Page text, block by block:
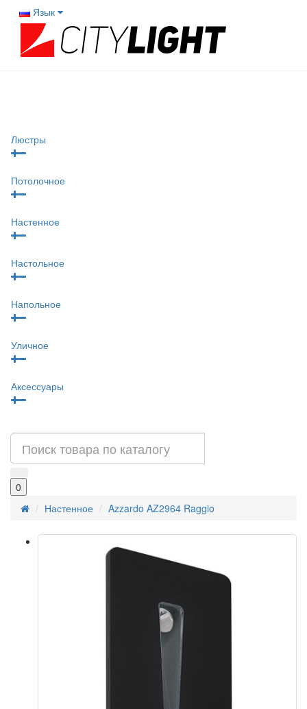
Язык
Люстры
Потолочное
Настенное
Настольное
Напольное
Уличное
Аксессуары
0
Настенное
Azzardo AZ2964 Raggio